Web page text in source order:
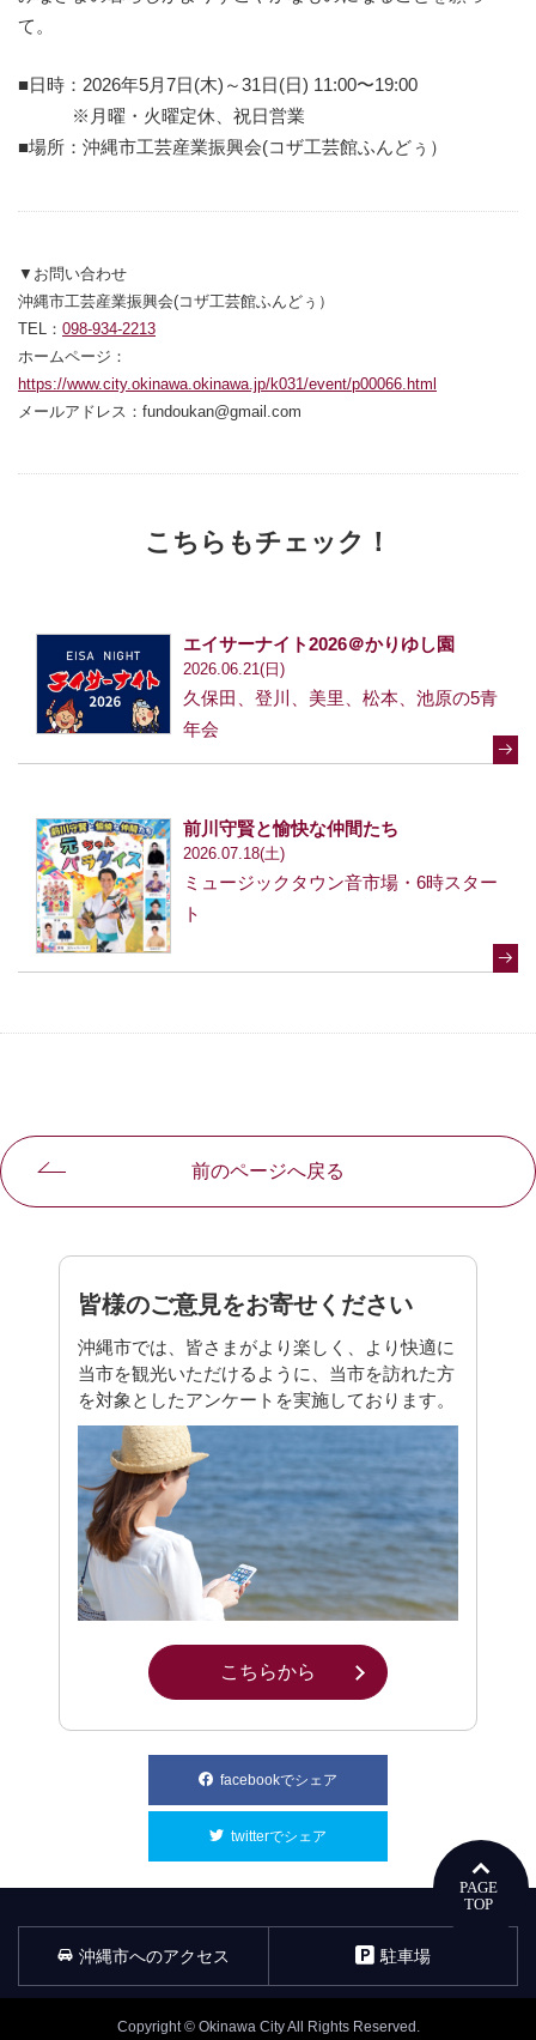
て。
■日時：2026年5月7日(木)～31日(日) 11:00〜19:00
※月曜・火曜定休、祝日営業
■場所：沖縄市工芸産業振興会(コザ工芸館ふんどぅ）
▼お問い合わせ
沖縄市工芸産業振興会(コザ工芸館ふんどぅ）
TEL： 098-934-2213
ホームページ：
https://www.city.okinawa.okinawa.jp/k031/event/p00066.html
メールアドレス：fundoukan@gmail.com
こちらもチェック！
エイサーナイト2026＠かりゆし園
2026.06.21(日)
久保田、登川、美里、松本、池原の5青
年会
前川守賢と愉快な仲間たち
2026.07.18(土)
ミュージックタウン音市場・6時スター
ト
前のページへ戻る
皆様のご意見をお寄せください
沖縄市では、皆さまがより楽しく、より快適に
当市を観光いただけるように、当市を訪れた方
を対象としたアンケートを実施しております。
こちらから 別ウィンドウで開きます
facebookでシェア
twitterでシェア
沖縄市へのアクセス 駐車場
Copyright © Okinawa City All Rights Reserved.